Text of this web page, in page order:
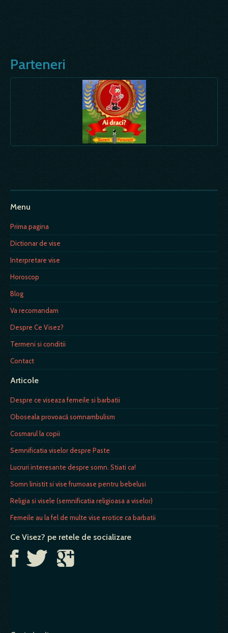
Parteneri
Menu
Prima pagina
Dictionar de vise
Interpretare vise
Horoscop
Blog
Va recomandam
Despre Ce Visez?
Termeni si conditii
Contact
Articole
Despre ce viseaza femeile si barbatii
Oboseala provoacă somnambulism
Cosmarul la copii
Semnificatia viselor despre Paste
Lucruri interesante despre somn. Stiati ca!
Somn linistit si vise frumoase pentru bebelusi
Religia si visele (semnificatia religioasa a viselor)
Femeile au la fel de multe vise erotice ca barbatii
Ce Visez? pe retele de socializare